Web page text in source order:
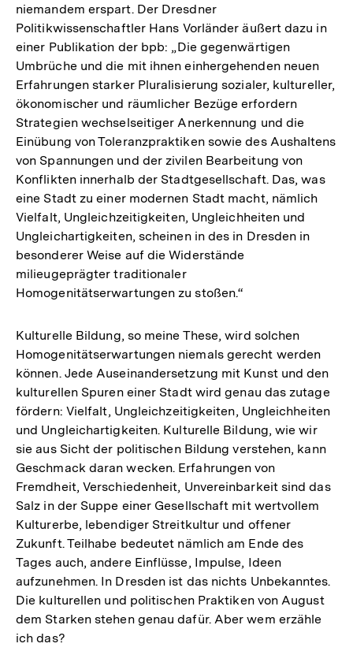
niemandem erspart. Der Dresdner
Politikwissenschaftler Hans Vorländer äußert dazu in
einer Publikation der bpb: „Die gegenwärtigen
Umbrüche und die mit ihnen einhergehenden neuen
Erfahrungen starker Pluralisierung sozialer, kultureller,
ökonomischer und räumlicher Bezüge erfordern
Strategien wechselseitiger Anerkennung und die
Einübung von Toleranzpraktiken sowie des Aushaltens
von Spannungen und der zivilen Bearbeitung von
Konflikten innerhalb der Stadtgesellschaft. Das, was
eine Stadt zu einer modernen Stadt macht, nämlich
Vielfalt, Ungleichzeitigkeiten, Ungleichheiten und
Ungleichartigkeiten, scheinen in des in Dresden in
besonderer Weise auf die Widerstände
milieugeprägter traditionaler
Homogenitätserwartungen zu stoßen.“
Kulturelle Bildung, so meine These, wird solchen
Homogenitätserwartungen niemals gerecht werden
können. Jede Auseinandersetzung mit Kunst und den
kulturellen Spuren einer Stadt wird genau das zutage
fördern: Vielfalt, Ungleichzeitigkeiten, Ungleichheiten
und Ungleichartigkeiten. Kulturelle Bildung, wie wir
sie aus Sicht der politischen Bildung verstehen, kann
Geschmack daran wecken. Erfahrungen von
Fremdheit, Verschiedenheit, Unvereinbarkeit sind das
Salz in der Suppe einer Gesellschaft mit wertvollem
Kulturerbe, lebendiger Streitkultur und offener
Zukunft. Teilhabe bedeutet nämlich am Ende des
Tages auch, andere Einflüsse, Impulse, Ideen
aufzunehmen. In Dresden ist das nichts Unbekanntes.
Die kulturellen und politischen Praktiken von August
dem Starken stehen genau dafür. Aber wem erzähle
ich das?